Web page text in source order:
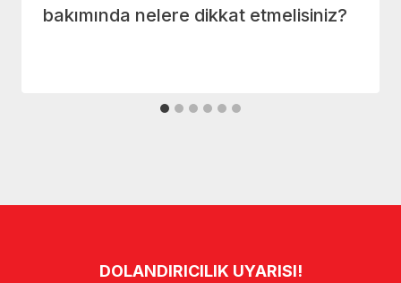
bakımında nelere dikkat etmelisiniz?
DOLANDIRICILIK UYARISI!